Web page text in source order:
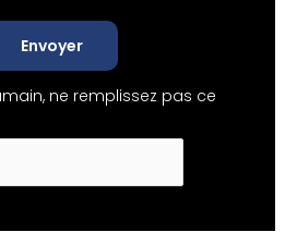
Envoyer
ne remplissez pas ce